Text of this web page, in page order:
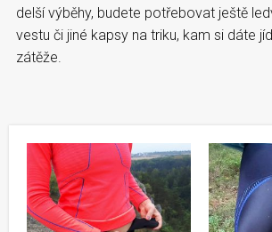
delší výběhy, budete potřebovat ještě
vestu či jiné kapsy na triku, kam si dáte
zátěže.